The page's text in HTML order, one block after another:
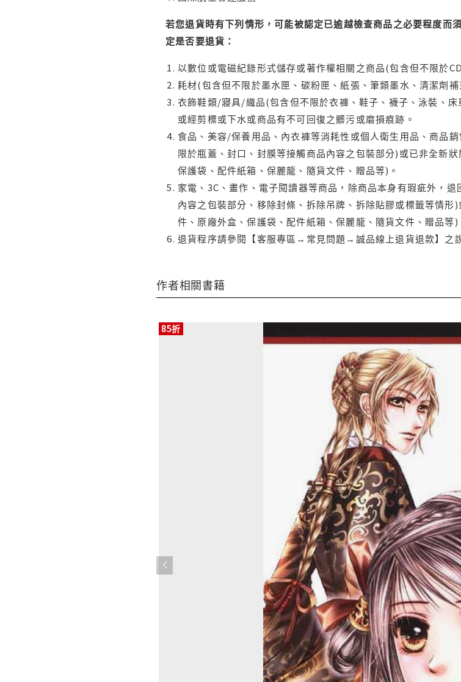
若您退貨時有下列情形，可能被認定已逾越檢查商品之必要程度
定是否要退貨：
以數位或電磁紀錄形式儲存或著作權相關之商品(包含但不限於
耗材(包含但不限於墨水匣、碳粉匣、紙張、筆類墨水、清潔劑
衣飾鞋類/寢具/織品(包含但不限於衣褲、鞋子、襪子、泳裝、
或經剪標或下水或商品有不可回復之髒污或磨損痕跡。
食品、美容/保養用品、內衣褲等消耗性或個人衛生用品、商品
限於瓶蓋、封口、封膜等接觸商品內容之包裝部分)或已非全新
保護袋、配件紙箱、保麗龍、隨貨文件、贈品等)。
家電、3C、畫作、電子閱讀器等商品，除商品本身有瑕疵外，
內容之包裝部分、移除封條、拆除吊牌、拆除貼膠或標籤等情
件、原廠外盒、保護袋、配件紙箱、保麗龍、隨貨文件、贈品等)
退貨程序請參閱【客服專區→常見問題→誠品線上退貨退款】之
作者相關書籍
85折